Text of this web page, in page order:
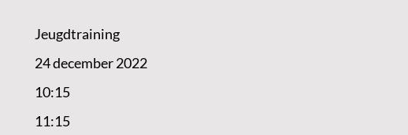
Jeugdtraining
24 december 2022
10:15
11:15